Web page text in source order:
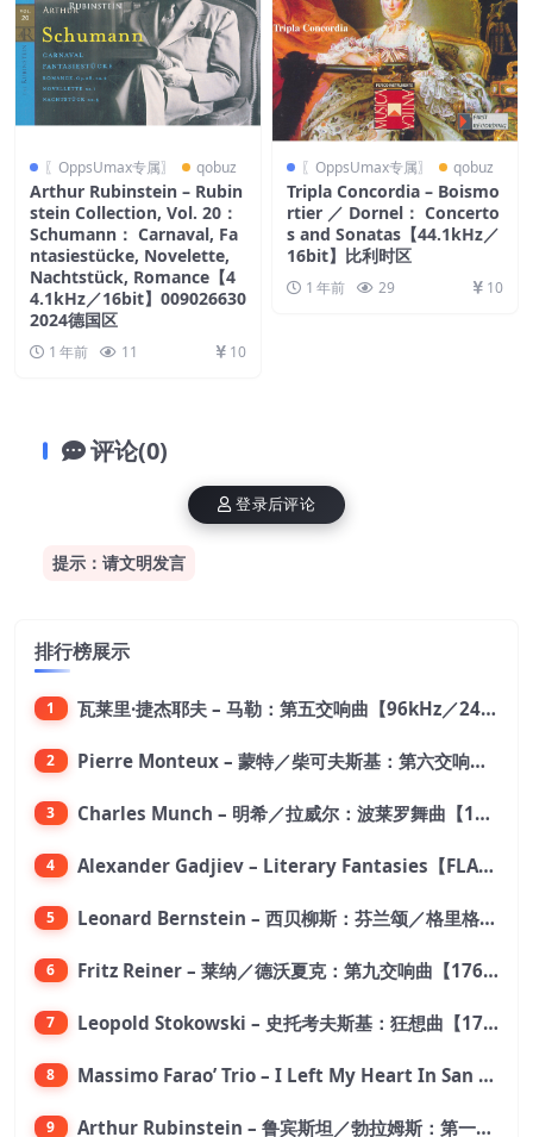
〖OppsUmax专属〗 qobuz
Arthur Rubinstein – Rubin
stein Collection, Vol. 20：
Schumann： Carnaval, Fa
ntasiestücke, Novelette,
Nachtstück, Romance【4
4.1kHz／16bit】009026630
2024德国区
1 年前 11 10
〖OppsUmax专属〗 qobuz
Tripla Concordia – Boismo
rtier ／ Dornel： Concerto
s and Sonatas【44.1kHz／
16bit】比利时区
1 年前 29 10
评论(0)
提示：请文明发言
登录后评论
排行榜展示
1 瓦莱里·捷杰耶夫 – 马勒：第五交响曲【96kHz／24bit】
2 Pierre Monteux – 蒙特／柴可夫斯基：第六交响曲【176.4kHz／24bit】
3 Charles Munch – 明希／拉威尔：波莱罗舞曲【176.4kHz／24bit】
4 Alexander Gadjiev – Literary Fantasies【FLAC 192】
5 Leonard Bernstein – 西贝柳斯：芬兰颂／格里格：培尔·金特组曲【44.1kHz／24bit】
6 Fritz Reiner – 莱纳／德沃夏克：第九交响曲【176.4kHz／24bit】
7 Leopold Stokowski – 史托考夫斯基：狂想曲【176.4kHz／24bit】
8 Massimo Farao’ Trio – I Left My Heart In San Francisco (2.8MHz DSD)【2.8MHz／1bit】
9 Arthur Rubinstein – 鲁宾斯坦／勃拉姆斯：第一钢琴协奏曲【176.4kHz／24bit】